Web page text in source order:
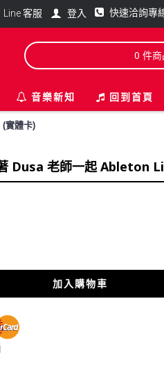
Line 客服 登入 快速洽詢專
0 件
音樂新知 回到首頁
實體卡)
Dusa 老師一起 Ableton
加入購物車